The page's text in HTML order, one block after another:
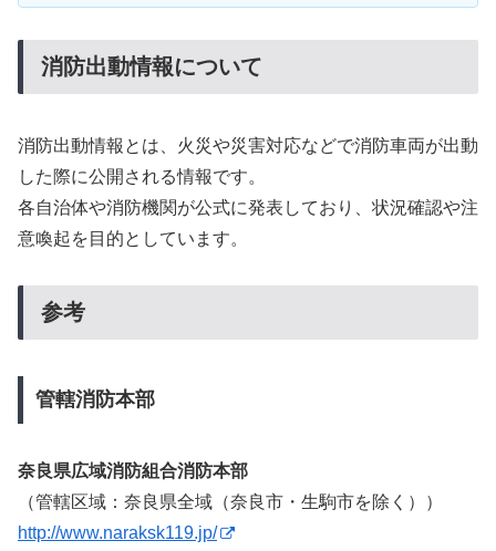
消防出動情報について
消防出動情報とは、火災や災害対応などで消防車両が出動
した際に公開される情報です。
各自治体や消防機関が公式に発表しており、状況確認や注
意喚起を目的としています。
参考
管轄消防本部
奈良県広域消防組合消防本部
（管轄区域：奈良県全域（奈良市・生駒市を除く））
http://www.naraksk119.jp/